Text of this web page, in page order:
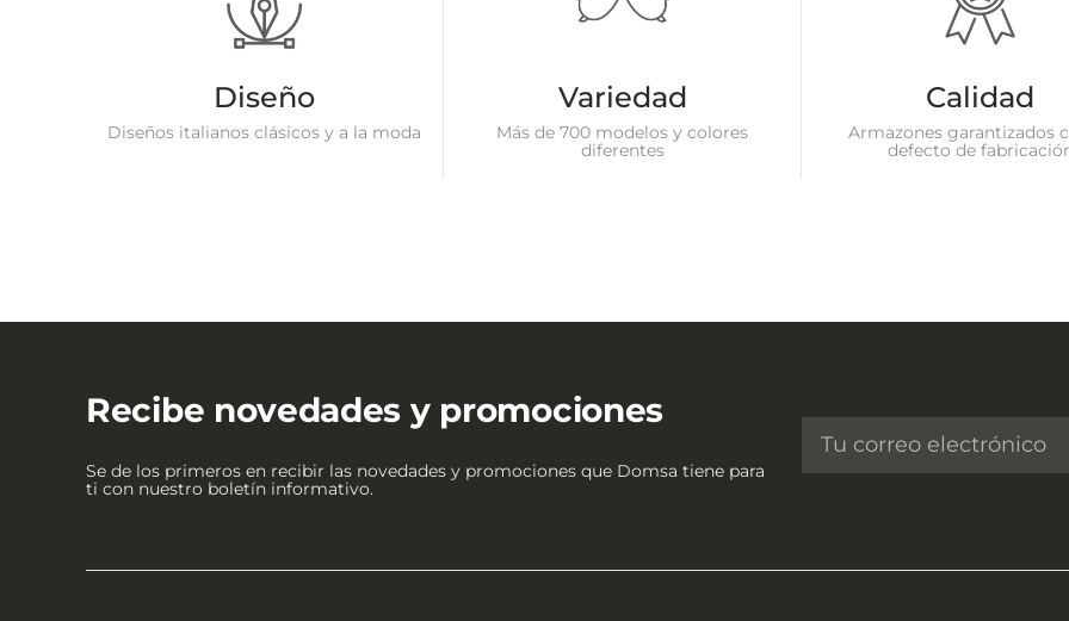
Diseño
Diseños italianos clásicos y a la moda
Variedad
Más de 700 modelos y colores
diferentes
Calidad
Armazones garantizados
defecto de
Recibe novedades y promociones
Se de los primeros en recibir las novedades y promociones que Domsa tiene para
ti con nuestro boletín informativo.